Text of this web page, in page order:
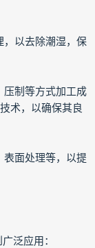
，以去除潮湿，保
压制等方式加工成
术，以确保其良
表面处理等，以提
泛应用：